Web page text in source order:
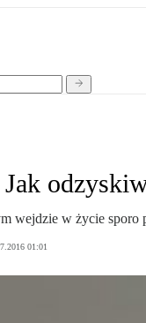
wejdzie w życie sporo
01:01